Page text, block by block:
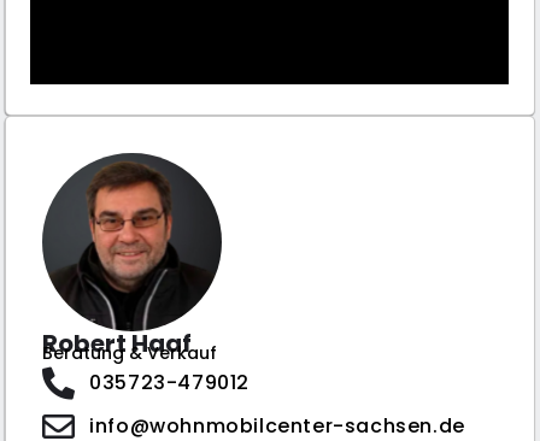
Robert Haaf
Beratung & Verkauf
035723-479012
info@wohnmobilcenter-sachsen.de